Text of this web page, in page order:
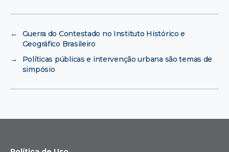
←
Guerra do Contestado no Instituto Histórico e
Geográfico Brasileiro
→
Políticas públicas e intervenção urbana são temas de
simpósio